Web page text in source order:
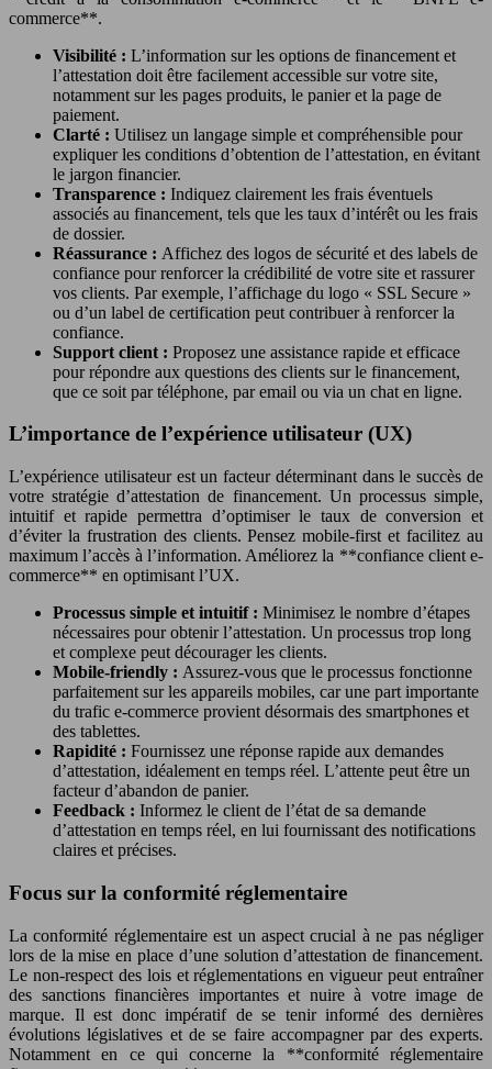
commerce**.
Visibilité : L’information sur les options de financement et
l’attestation doit être facilement accessible sur votre site,
notamment sur les pages produits, le panier et la page de
paiement.
Clarté : Utilisez un langage simple et compréhensible pour
expliquer les conditions d’obtention de l’attestation, en évitant
le jargon financier.
Transparence : Indiquez clairement les frais éventuels
associés au financement, tels que les taux d’intérêt ou les frais
de dossier.
Réassurance : Affichez des logos de sécurité et des labels de
confiance pour renforcer la crédibilité de votre site et rassurer
vos clients. Par exemple, l’affichage du logo « SSL Secure »
ou d’un label de certification peut contribuer à renforcer la
confiance.
Support client : Proposez une assistance rapide et efficace
pour répondre aux questions des clients sur le financement,
que ce soit par téléphone, par email ou via un chat en ligne.
L’importance de l’expérience utilisateur (UX)
L’expérience utilisateur est un facteur déterminant dans le succès de
votre stratégie d’attestation de financement. Un processus simple,
intuitif et rapide permettra d’optimiser le taux de conversion et
d’éviter la frustration des clients. Pensez mobile-first et facilitez au
maximum l’accès à l’information. Améliorez la **confiance client e-
commerce** en optimisant l’UX.
Processus simple et intuitif : Minimisez le nombre d’étapes
nécessaires pour obtenir l’attestation. Un processus trop long
et complexe peut décourager les clients.
Mobile-friendly : Assurez-vous que le processus fonctionne
parfaitement sur les appareils mobiles, car une part importante
du trafic e-commerce provient désormais des smartphones et
des tablettes.
Rapidité : Fournissez une réponse rapide aux demandes
d’attestation, idéalement en temps réel. L’attente peut être un
facteur d’abandon de panier.
Feedback : Informez le client de l’état de sa demande
d’attestation en temps réel, en lui fournissant des notifications
claires et précises.
Focus sur la conformité réglementaire
La conformité réglementaire est un aspect crucial à ne pas négliger
lors de la mise en place d’une solution d’attestation de financement.
Le non-respect des lois et réglementations en vigueur peut entraîner
des sanctions financières importantes et nuire à votre image de
marque. Il est donc impératif de se tenir informé des dernières
évolutions législatives et de se faire accompagner par des experts.
Notamment en ce qui concerne la **conformité réglementaire